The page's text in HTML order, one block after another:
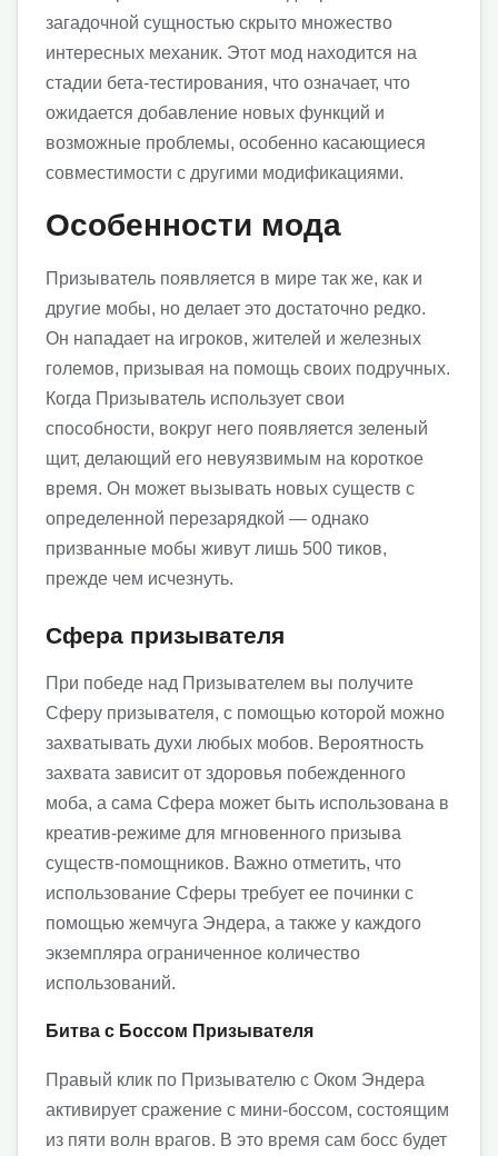
загадочной сущностью скрыто множество
интересных механик. Этот мод находится на
стадии бета-тестирования, что означает, что
ожидается добавление новых функций и
возможные проблемы, особенно касающиеся
совместимости с другими модификациями.
Особенности мода
Призыватель появляется в мире так же, как и
другие мобы, но делает это достаточно редко.
Он нападает на игроков, жителей и железных
големов, призывая на помощь своих подручных.
Когда Призыватель использует свои
способности, вокруг него появляется зеленый
щит, делающий его невуязвимым на короткое
время. Он может вызывать новых существ с
определенной перезарядкой — однако
призванные мобы живут лишь 500 тиков,
прежде чем исчезнуть.
Сфера призывателя
При победе над Призывателем вы получите
Сферу призывателя, с помощью которой можно
захватывать духи любых мобов. Вероятность
захвата зависит от здоровья побежденного
моба, а сама Сфера может быть использована в
креатив-режиме для мгновенного призыва
существ-помощников. Важно отметить, что
использование Сферы требует ее починки с
помощью жемчуга Эндера, а также у каждого
экземпляра ограниченное количество
использований.
Битва с Боссом Призывателя
Правый клик по Призывателю с Оком Эндера
активирует сражение с мини-боссом, состоящим
из пяти волн врагов. В это время сам босс будет